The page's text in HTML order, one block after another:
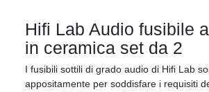
Hifi Lab Audio fusibile
in ceramica set da 2
I fusibili sottili di grado audio di Hifi Lab
appositamente per soddisfare i requisiti